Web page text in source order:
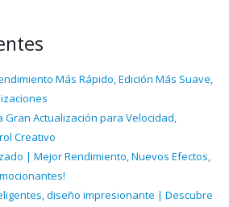
Más Rápido, Edición Más Suave,
Gran Actualización para Velocidad,
Creativo
| Mejor Rendimiento, Nuevos Efectos,
diseño impresionante | Descubre